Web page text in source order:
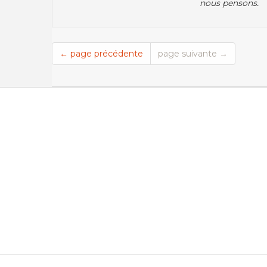
nous pensons.
← page précédente page suivante →